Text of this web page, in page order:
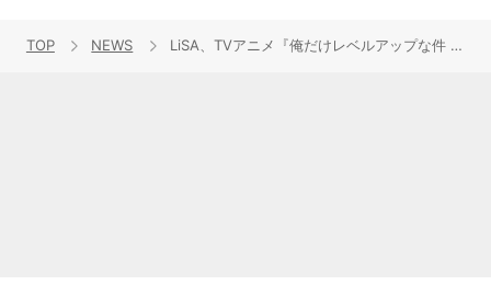
TOP NEWS LiSA、TVアニメ『俺だけレベルアップな件 Season 2』OPテーマ「ReawakeR (feat. Felix of Stray Kids)」MUSiC CLiPのプレミア公開が決定！